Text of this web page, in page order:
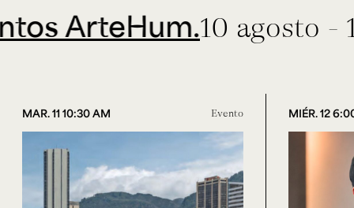
10 agosto - 11
MAR. 11 10:30 AM Evento MIÉR. 12